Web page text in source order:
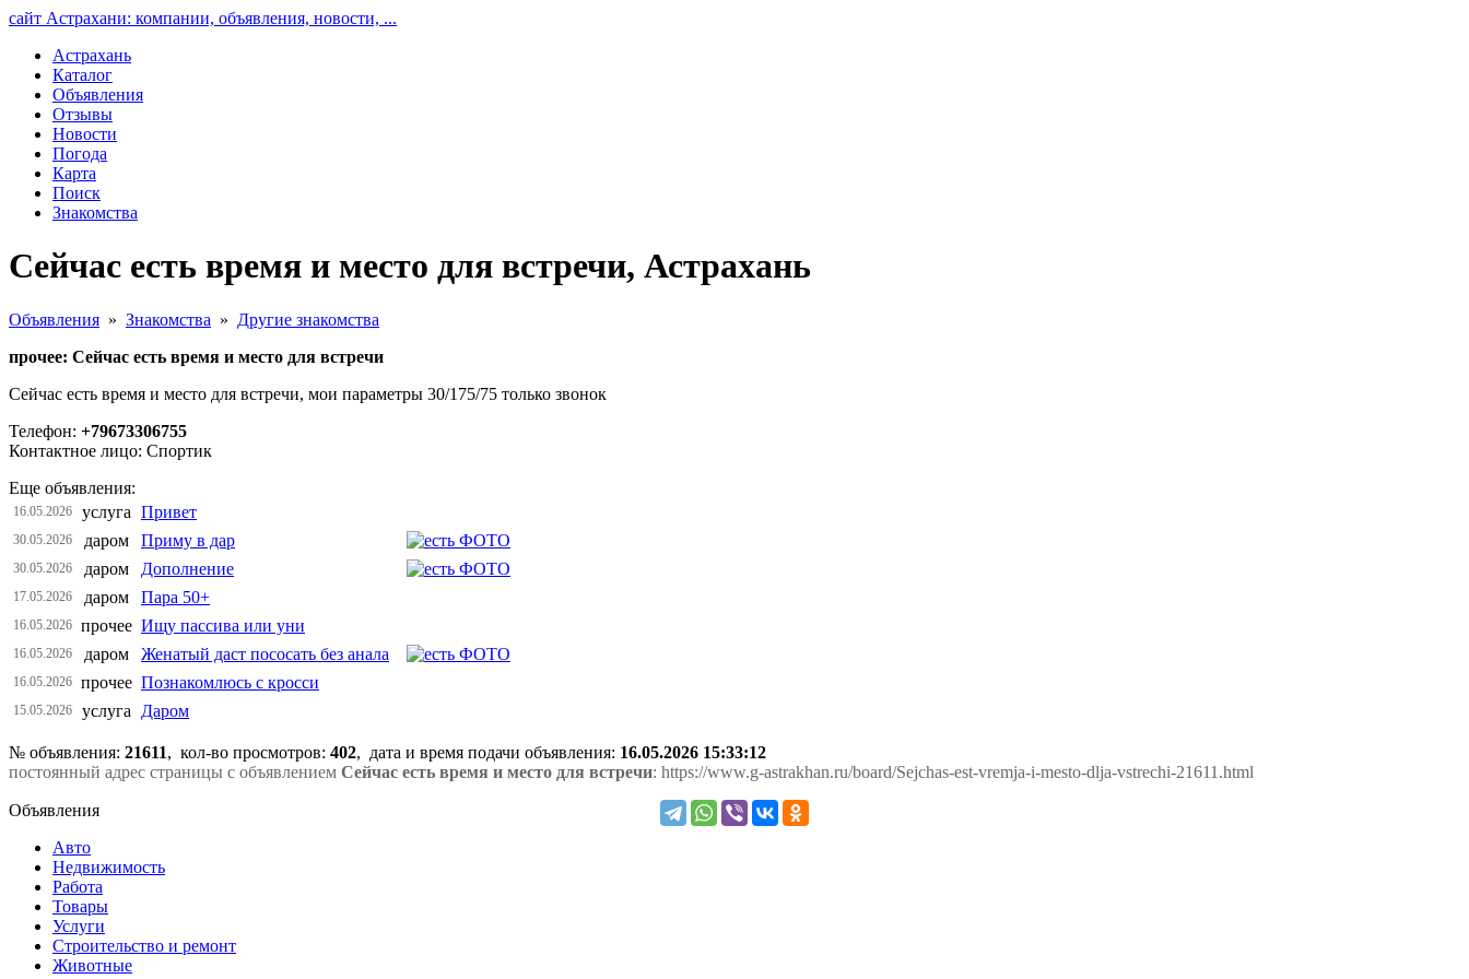
сайт Астрахани: компании, объявления, новости, ...
Астрахань
Каталог
Объявления
Отзывы
Новости
Погода
Карта
Поиск
Знакомства
Сейчас есть время и место для встречи, Астрахань
Объявления » Знакомства » Другие знакомства
прочее: Сейчас есть время и место для встречи
Сейчас есть время и место для встречи, мои параметры 30/175/75 только звонок
Телефон: +79673306755
Контактное лицо: Спортик
Еще объявления:
16.05.2026 услуга Привет
30.05.2026 даром Приму в дар
30.05.2026 даром Дополнение
17.05.2026 даром Пара 50+
16.05.2026 прочее Ищу пассива или уни
16.05.2026 даром Женатый даст пососать без анала
16.05.2026 прочее Познакомлюсь с кросси
15.05.2026 услуга Даром
№ объявления: 21611, кол-во просмотров: 402, дата и время подачи объявления: 16.05.2026 15:33:12
постоянный адрес страницы с объявлением Сейчас есть время и место для встречи: https://www.g-astrakhan.ru/board/Sejchas-est-vremja-i-mesto-dlja-vstrechi-21611.html
Объявления
Авто
Недвижимость
Работа
Товары
Услуги
Строительство и ремонт
Животные